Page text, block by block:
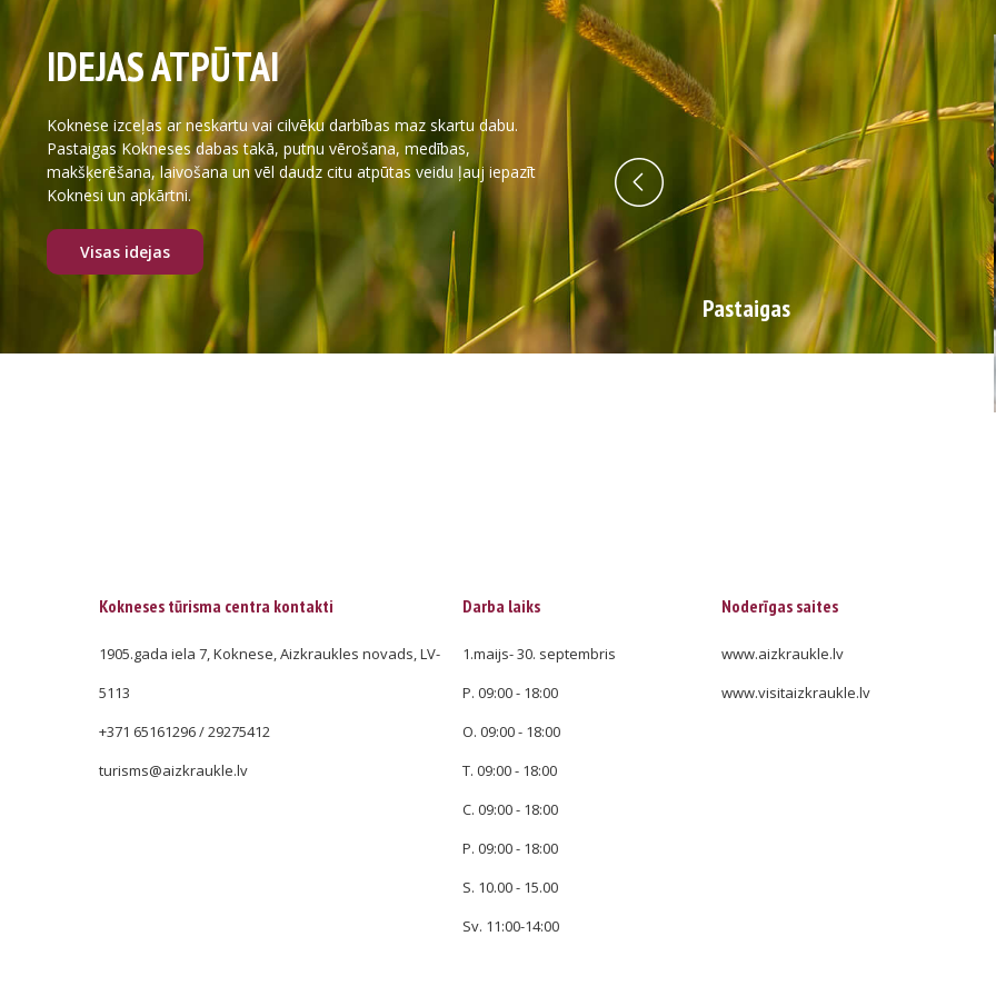
IDEJAS ATPŪTAI
Koknese izceļas ar neskartu vai cilvēku darbības maz skartu dabu.
Pastaigas Kokneses dabas takā, putnu vērošana, medības,
makšķerēšana, laivošana un vēl daudz citu atpūtas veidu ļauj iepazīt
Koknesi un apkārtni.
Visas idejas
Atpūta pie dabas
Skolēnu ekskursijas
Pastaigas
Kokneses tūrisma centra kontakti
1905.gada iela 7, Koknese, Aizkraukles novads, LV-
5113
+371 65161296 / 29275412
turisms@aizkraukle.lv
Darba laiks
1.maijs- 30. septembris
P. 09:00 - 18:00
O. 09:00 - 18:00
T. 09:00 - 18:00
C. 09:00 - 18:00
P. 09:00 - 18:00
S. 10.00 - 15.00
Sv. 11:00-14:00
Noderīgas saites
www.aizkraukle.lv
www.visitaizkraukle.lv